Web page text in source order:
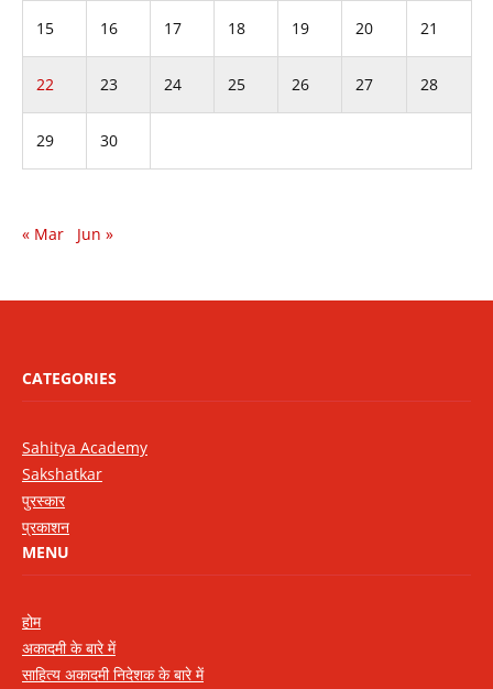
15 16 17 18 19 20 21
22 23 24 25 26 27 28
29 30
« Mar Jun »
CATEGORIES
Sahitya Academy
Sakshatkar
पुरस्कार
प्रकाशन
MENU
होम
अकादमी के बारे में
साहित्य अकादमी निदेशक के बारे में